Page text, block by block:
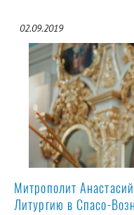
02.09.2019
Митрополит
Литургию в Спасо-